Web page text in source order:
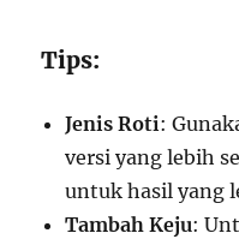
Tips:
Jenis Roti:
versi yang lebih
untuk hasil yang
Tambah Keju: